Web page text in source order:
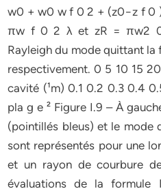
w0 + w0 w f 0 2 + (z0−z f 0 )
πw f 0 2 λ et zR = πw2 0
Rayleigh du mode quittant
respectivement. 0 5 10 15
cavité (¹m) 0.1 0.2 0.3 0.4
pla g e ² Figure I.9 – À
(pointillés bleus) et le mode
sont représentés pour une
et un rayon de courbure
évaluations de la formule